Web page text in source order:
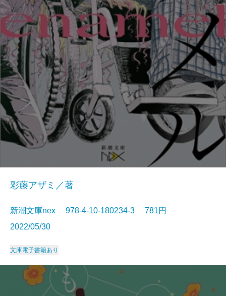
彩藤アザミ／著
新潮文庫nex 978-4-10-180234-3 781円
2022/05/30
文庫電子書籍あり